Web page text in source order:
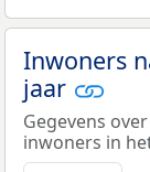
Inwoners
jaar
Gegevens
inwoners in